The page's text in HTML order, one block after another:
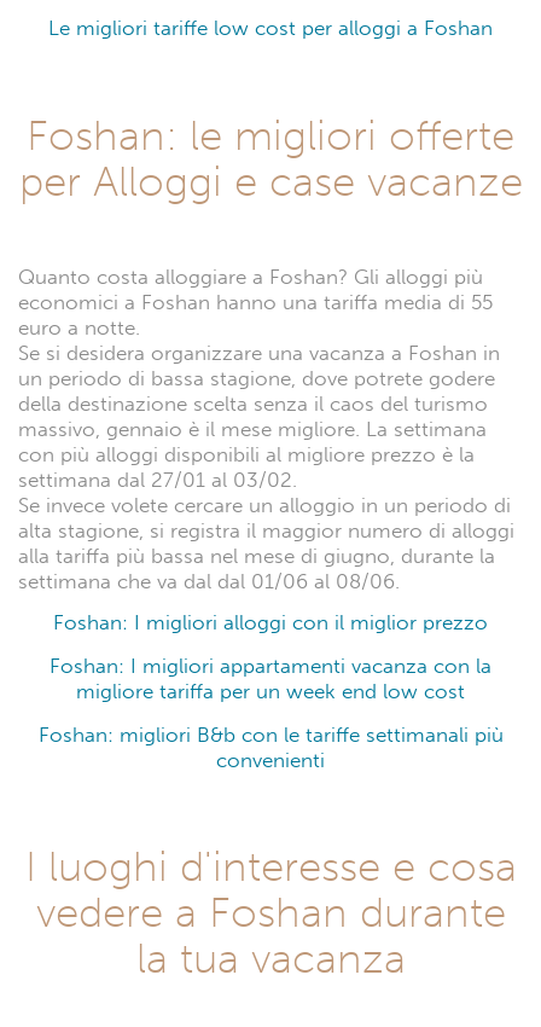
Le migliori tariffe low cost per alloggi a Foshan
Foshan: le migliori offerte
per Alloggi e case vacanze
Quanto costa alloggiare a Foshan? Gli alloggi più
economici a Foshan hanno una tariffa media di 55
euro a notte.
Se si desidera organizzare una vacanza a Foshan in
un periodo di bassa stagione, dove potrete godere
della destinazione scelta senza il caos del turismo
massivo, gennaio è il mese migliore. La settimana
con più alloggi disponibili al migliore prezzo è la
settimana dal 27/01 al 03/02.
Se invece volete cercare un alloggio in un periodo di
alta stagione, si registra il maggior numero di alloggi
alla tariffa più bassa nel mese di giugno, durante la
settimana che va dal dal 01/06 al 08/06.
Foshan: I migliori alloggi con il miglior prezzo
Foshan: I migliori appartamenti vacanza con la
migliore tariffa per un week end low cost
Foshan: migliori B&b con le tariffe settimanali più
convenienti
I luoghi d'interesse e cosa
vedere a Foshan durante
la tua vacanza